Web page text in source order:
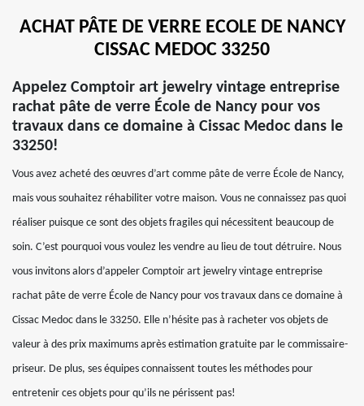
ACHAT PÂTE DE VERRE ECOLE DE NANCY
CISSAC MEDOC 33250
Appelez Comptoir art jewelry vintage entreprise
rachat pâte de verre École de Nancy pour vos
travaux dans ce domaine à Cissac Medoc dans le
33250!
Vous avez acheté des œuvres d’art comme pâte de verre École de Nancy,
mais vous souhaitez réhabiliter votre maison. Vous ne connaissez pas quoi
réaliser puisque ce sont des objets fragiles qui nécessitent beaucoup de
soin. C’est pourquoi vous voulez les vendre au lieu de tout détruire. Nous
vous invitons alors d’appeler Comptoir art jewelry vintage entreprise
rachat pâte de verre École de Nancy pour vos travaux dans ce domaine à
Cissac Medoc dans le 33250. Elle n’hésite pas à racheter vos objets de
valeur à des prix maximums après estimation gratuite par le commissaire-
priseur. De plus, ses équipes connaissent toutes les méthodes pour
entretenir ces objets pour qu’ils ne périssent pas!